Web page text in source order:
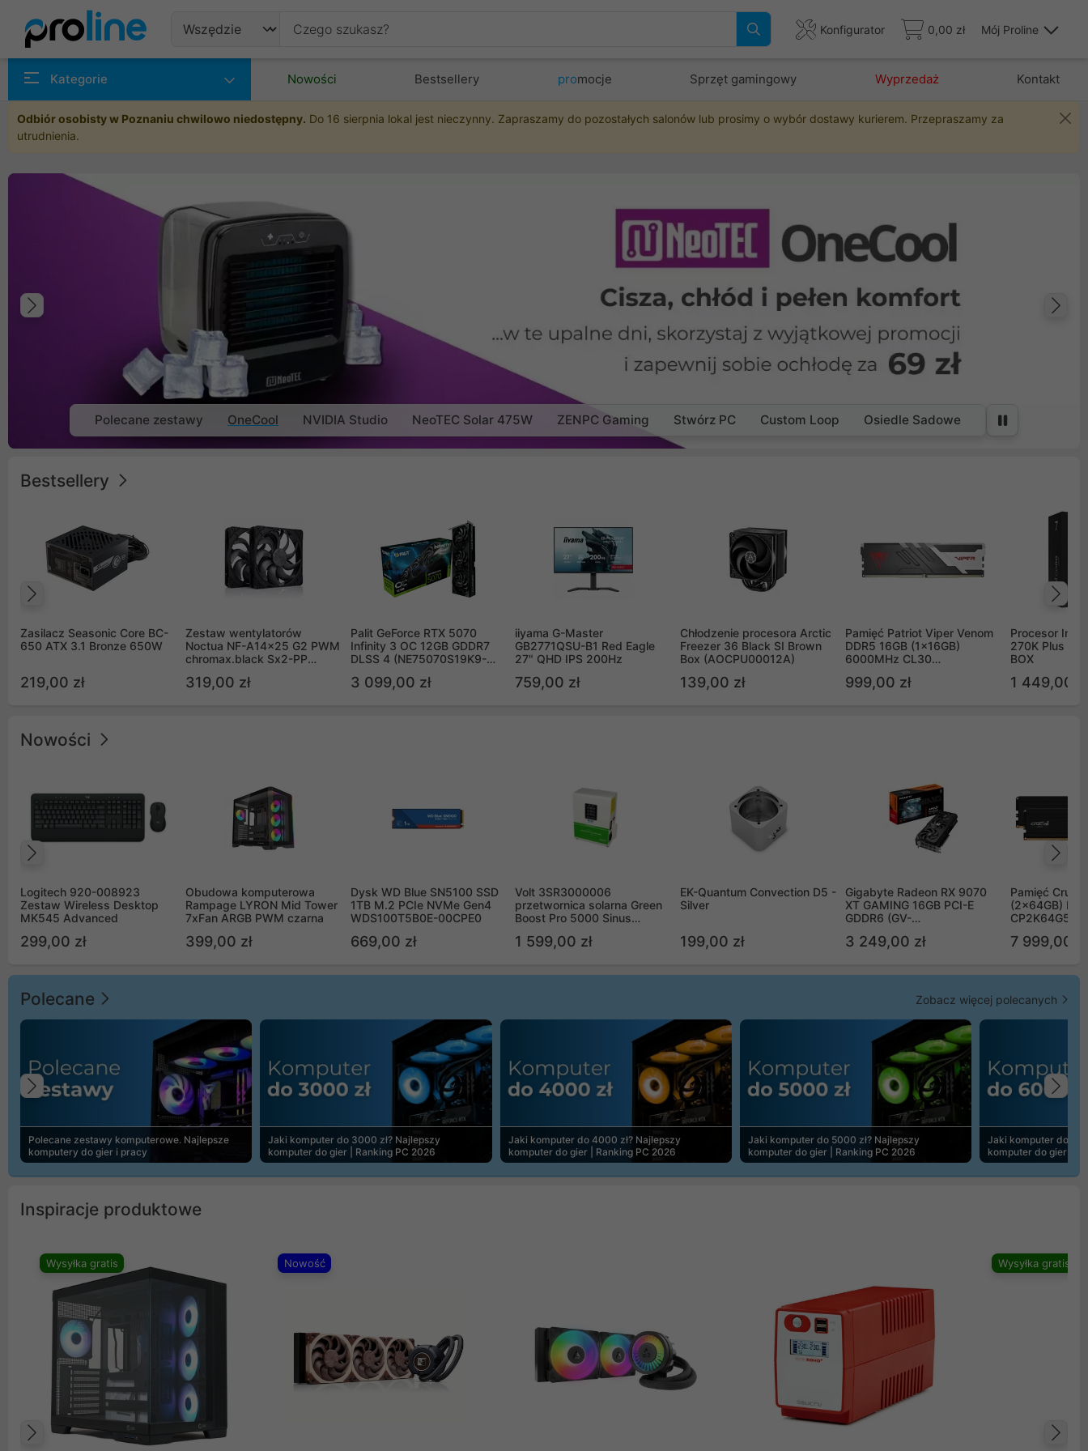
Konfigurator 0,00 zł Mój Proline
Kategorie Nowości Bestsellery promocje Sprzęt gamingowy Wyprzedaż Kontakt
Odbiór osobisty w Poznaniu chwilowo niedostępny. Do 16 sierpnia lokal jest nieczynny. Zapraszamy do pozostałych salonów lub prosimy o wybór dostawy kurierem. Przepraszamy za
utrudnienia.
Poprzedni
Polecane zestawy OneCool NVIDIA Studio NeoTEC Solar 475W ZENPC Gaming Stwórz PC Custom Loop Osiedle Sadowe
Bestsellery
Zasilacz Seasonic Core BC-
650 ATX 3.1 Bronze 650W
219,00 zł
Zestaw wentylatorów
Noctua NF-A14x25 G2 PWM
chromax.black Sx2-PP
(2szt)
319,00 zł
Palit GeForce RTX 5070
Infinity 3 OC 12GB GDDR7
DLSS 4 (NE75070S19K9-
3 099,00 zł
iiyama G-Master
GB2771QSU-B1 Red Eagle
27" QHD IPS 200Hz
759,00 zł
Chłodzenie procesora Arctic
Freezer 36 Black SI Brown
Box (AOCPU00012A)
139,00 zł
Pamięć Patriot Viper Venom
DDR5 16GB (1x16GB)
6000MHz CL30
999,00 zł
Procesor Intel
270K Plus
BOX
1 449,00 zł
Nowości
Logitech 920-008923
Zestaw Wireless Desktop
MK545 Advanced
299,00 zł
Obudowa komputerowa
Rampage LYRON Mid Tower
7xFan ARGB PWM czarna
399,00 zł
Dysk WD Blue SN5100 SSD
1TB M.2 PCIe NVMe Gen4
WDS100T5B0E-00CPE0
669,00 zł
Volt 3SR3000006
przetwornica solarna Green
Boost Pro 5000 Sinus
1 599,00 zł
EK-Quantum Convection D5 -
Silver
199,00 zł
Gigabyte Radeon RX 9070
XT GAMING 16GB PCI-E
GDDR6 (GV-
3 249,00 zł
Pamięć
(2x64GB)
7 999,00 zł
Polecane Zobacz więcej polecanych
Polecane zestawy komputerowe. Najlepsze
komputery do gier i pracy
Jaki komputer do 3000 zł? Najlepszy
komputer do gier | Ranking PC 2026
Jaki komputer do 4000 zł? Najlepszy
komputer do gier | Ranking PC 2026
Jaki komputer do 5000 zł? Najlepszy
komputer do gier | Ranking PC 2026
Jaki komputer do
komputer do gier |
Poprzedni
Inspiracje produktowe
Wysyłka gratis Nowość Wysyłka gratis